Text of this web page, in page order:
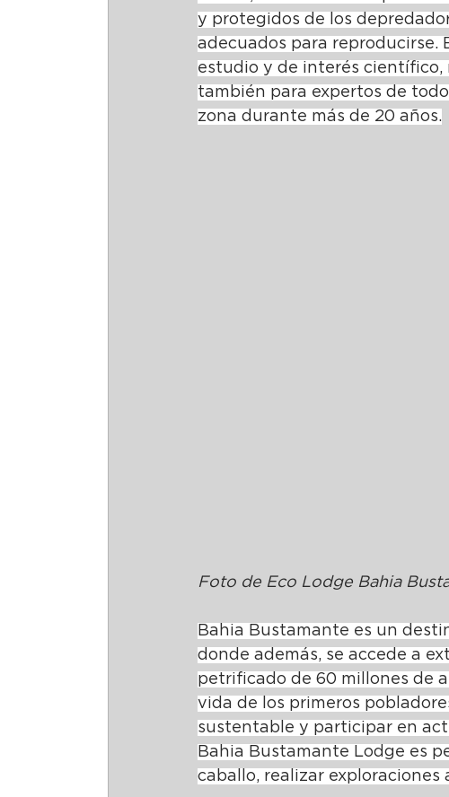
y protegidos de los
adecuados para reproducirse.
estudio y de interés científico,
también para expertos de
zona durante más de 20 años.
Foto de Eco Lodge Bahia
Bahia Bustamante es un
donde además, se accede a
petrificado de 60 millones de
vida de los primeros
sustentable y participar en
Bahia Bustamante Lodge es
caballo, realizar exploraciones